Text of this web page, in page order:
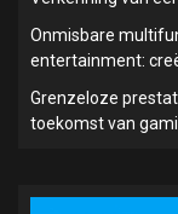
Onmisbare
entertainment:
Grenzeloze
toekomst van